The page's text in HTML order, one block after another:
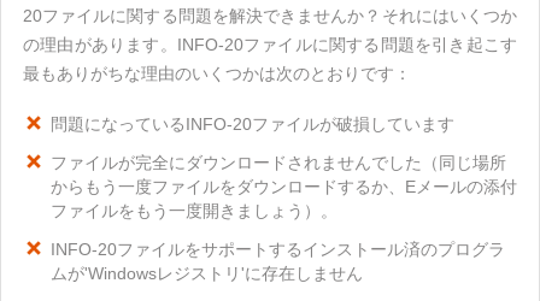
20ファイルに関する問題を解決できませんか？それにはいくつか
の理由があります。INFO-20ファイルに関する問題を引き起こす
最もありがちな理由のいくつかは次のとおりです：
問題になっているINFO-20ファイルが破損しています
ファイルが完全にダウンロードされませんでした（同じ場所
からもう一度ファイルをダウンロードするか、Eメールの添付
ファイルをもう一度開きましょう）。
INFO-20ファイルをサポートするインストール済のプログラ
ムが'Windowsレジストリ'に存在しません